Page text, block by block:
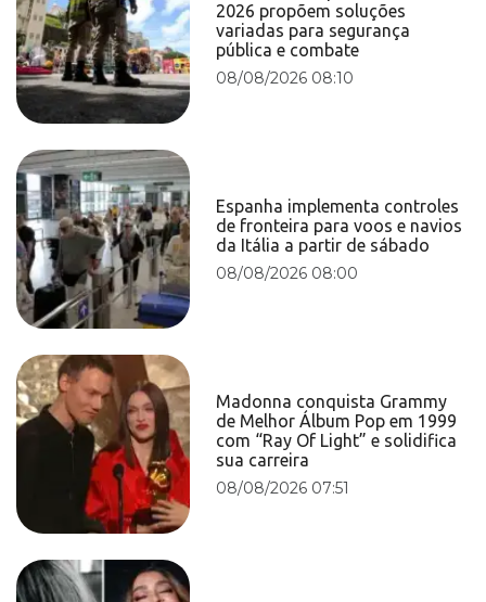
2026 propõem soluções
variadas para segurança
pública e combate
08/08/2026 08:10
Espanha implementa controles
de fronteira para voos e navios
da Itália a partir de sábado
08/08/2026 08:00
Madonna conquista Grammy
de Melhor Álbum Pop em 1999
com “Ray Of Light” e solidifica
sua carreira
08/08/2026 07:51